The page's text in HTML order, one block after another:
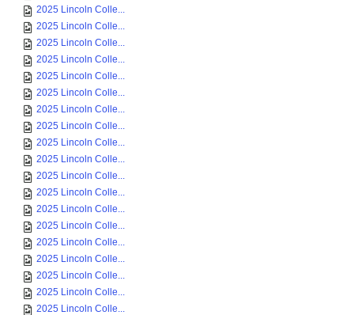
2025 Lincoln Colle...
2025 Lincoln Colle...
2025 Lincoln Colle...
2025 Lincoln Colle...
2025 Lincoln Colle...
2025 Lincoln Colle...
2025 Lincoln Colle...
2025 Lincoln Colle...
2025 Lincoln Colle...
2025 Lincoln Colle...
2025 Lincoln Colle...
2025 Lincoln Colle...
2025 Lincoln Colle...
2025 Lincoln Colle...
2025 Lincoln Colle...
2025 Lincoln Colle...
2025 Lincoln Colle...
2025 Lincoln Colle...
2025 Lincoln Colle...